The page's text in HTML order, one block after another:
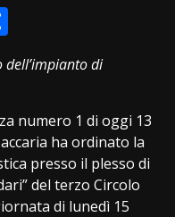
di
numero 1 di oggi 13
ha ordinato la
presso il plesso di
del terzo Circolo
di lunedì 15